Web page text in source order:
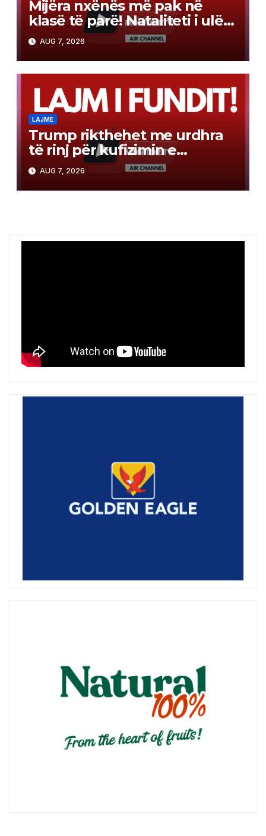
Mijëra nxënës më pak në
klasë të parë! Nataliteti i ulët
apo emigrimi, cila është
arsyeja?!
AUG 7, 2026
LAJME
Trump rikthehet me urdhra
të rinj për kufizimin e
shtetësisë automatike
AUG 7, 2026